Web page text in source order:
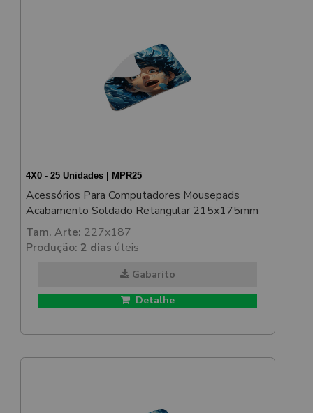
4X0 - 25 Unidades | MPR25
Acessórios Para Computadores Mousepads
Acabamento Soldado Retangular 215x175mm
Tam. Arte: 227x187
Produção: 2 dias úteis
Gabarito
Detalhe